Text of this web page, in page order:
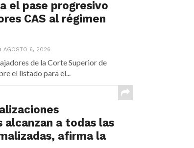
el pase progresivo
CAS al régimen
AGOSTO 6, 2026
de la Corte Superior de
el listado para el...
alcanzan a todas las
afirma la